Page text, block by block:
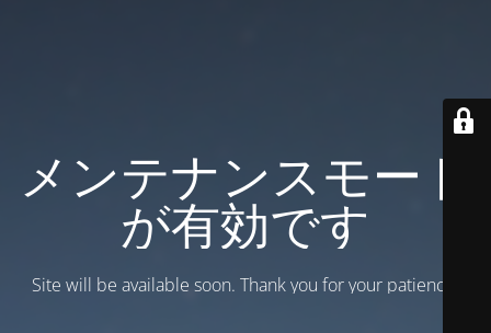
メンテナンスモード
が有効です
Site will be available soon. Thank you for your patience!